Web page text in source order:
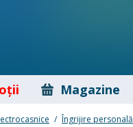
Magazine
/ Îngrijire personală